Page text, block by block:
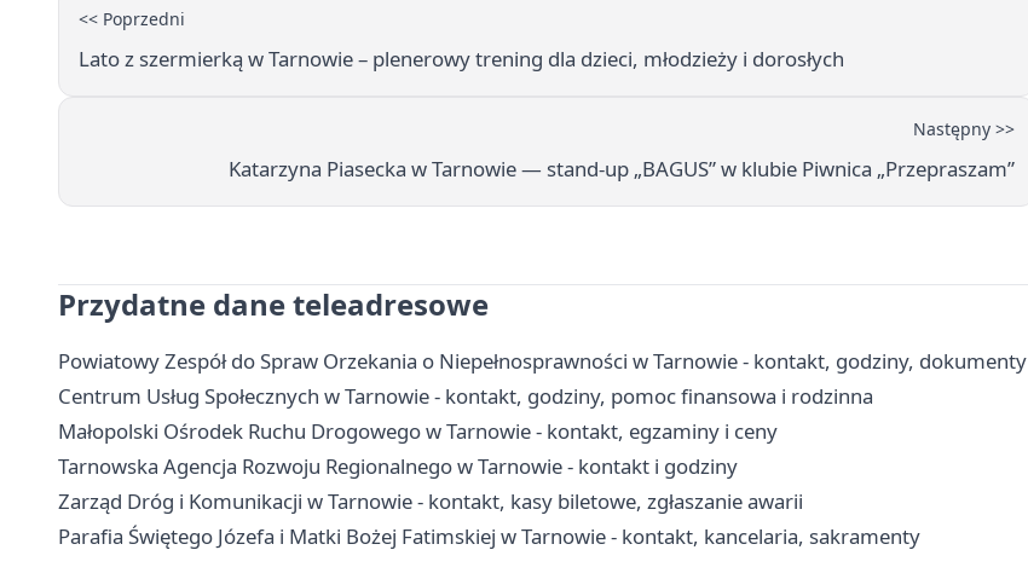
<< Poprzedni
Lato z szermierką w Tarnowie – plenerowy trening dla dzieci, młodzieży i dorosłych
Następny >>
Katarzyna Piasecka w Tarnowie — stand-up „BAGUS” w klubie Piwnica „Przepraszam”
Przydatne dane teleadresowe
Powiatowy Zespół do Spraw Orzekania o Niepełnosprawności w Tarnowie - kontakt, godziny, dokumenty
Centrum Usług Społecznych w Tarnowie - kontakt, godziny, pomoc finansowa i rodzinna
Małopolski Ośrodek Ruchu Drogowego w Tarnowie - kontakt, egzaminy i ceny
Tarnowska Agencja Rozwoju Regionalnego w Tarnowie - kontakt i godziny
Zarząd Dróg i Komunikacji w Tarnowie - kontakt, kasy biletowe, zgłaszanie awarii
Parafia Świętego Józefa i Matki Bożej Fatimskiej w Tarnowie - kontakt, kancelaria, sakramenty